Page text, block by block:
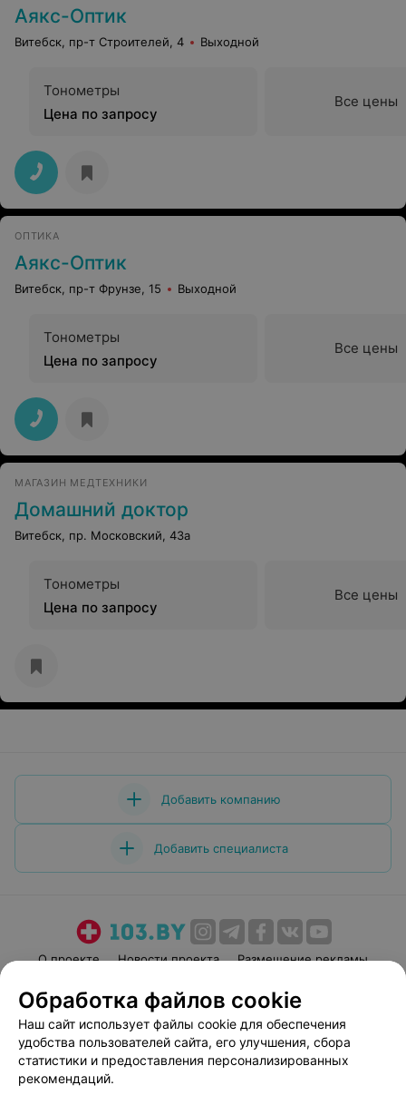
Аякс-Оптик
Витебск, пр-т Строителей, 4 Выходной
Тонометры
Цена по запросу
Все цены
ОПТИКА
Аякс-Оптик
Витебск, пр-т Фрунзе, 15 Выходной
Тонометры
Цена по запросу
Все цены
МАГАЗИН МЕДТЕХНИКИ
Домашний доктор
Витебск, пр. Московский, 43а
Тонометры
Цена по запросу
Все цены
Добавить компанию
Добавить специалиста
О проекте Новости проекта
Размещение рекламы
Пользовательское соглашение
Способы оплаты
Вакансии
Партнеры
Написать руководителю 103.by
Обработка файлов cookie
Наш сайт использует файлы cookie для обеспечения
удобства пользователей сайта, его улучшения, сбора
статистики и предоставления персонализированных
рекомендаций.